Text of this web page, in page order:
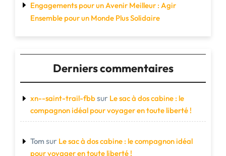
Engagements pour un Avenir Meilleur : Agir
Ensemble pour un Monde Plus Solidaire
Derniers commentaires
xn--saint-trail-fbbsur Le sac à dos cabine : le
compagnon idéal pour voyager en toute liberté !
Tom sur Le sac à dos cabine : le compagnon idéal
pour voyager en toute liberté !